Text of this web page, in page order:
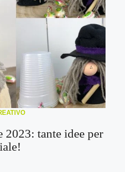
2023: tante idee per